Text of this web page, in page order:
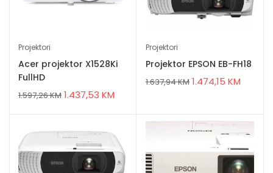
Projektori
Acer projektor X1528Ki
FullHD
1.597,26KM 1.437,53 KM
Projektori
Projektor EPSON EB-FH18
1.637,94KM 1.474,15 KM